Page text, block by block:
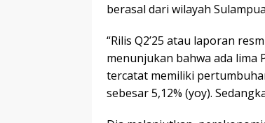
berasal dari wilayah
“Rilis Q2’25 atau laporan
menunjukan bahwa ada lima
tercatat memiliki
sebesar 5,12% (yoy).